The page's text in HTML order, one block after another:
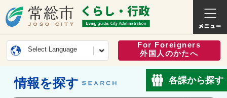
常総市公式ホームページ
くらし
Select Language
For Foreigners
外国人のかたへ
情報を探す 各課から探す